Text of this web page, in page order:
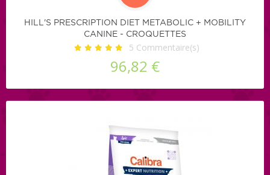
HILL'S PRESCRIPTION DIET METABOLIC + MOBILITY
CANINE - CROQUETTES
5 Commentaire(s)
96,82 €